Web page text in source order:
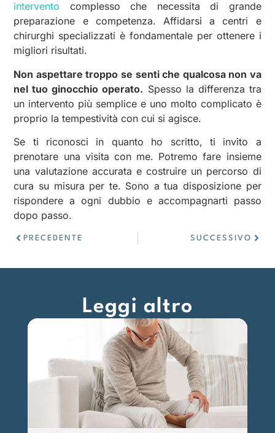
intervento complesso che necessita di grande
preparazione e competenza. Affidarsi a centri e
chirurghi specializzati è fondamentale per ottenere i
migliori risultati.
Non aspettare troppo se senti che qualcosa non va
nel tuo ginocchio operato. Spesso la differenza tra
un intervento più semplice e uno molto complicato è
proprio la tempestività con cui si agisce.
Se ti riconosci in quanto ho scritto, ti invito a
prenotare una visita con me. Potremo fare insieme
una valutazione accurata e costruire un percorso di
cura su misura per te. Sono a tua disposizione per
rispondere a ogni dubbio e accompagnarti passo
dopo passo.
PRECEDENTE SUCCESSIVO
Leggi altro